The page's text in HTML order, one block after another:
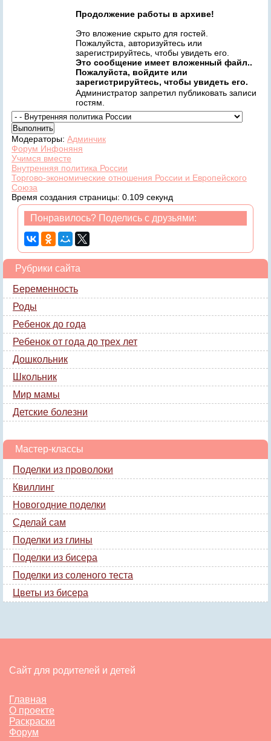
Продолжение работы в архиве!
Это вложение скрыто для гостей.
Пожалуйста, авторизуйтесь или
зарегистрируйтесь, чтобы увидеть его.
Это сообщение имеет вложенный файл..
Пожалуйста, войдите или
зарегистрируйтесь, чтобы увидеть его.
Администратор запретил публиковать записи
гостям.
Модераторы: Админчик
Форум Инфоняня
Учимся вместе
Внутренняя политика России
Торгово-экономические отношения России и Европейского
Союза
Время создания страницы: 0.109 секунд
Понравилось? Поделись с друзьями:
Рубрики сайта
Беременность
Роды
Ребенок до года
Ребенок от года до трех лет
Дошкольник
Школьник
Мир мамы
Детские болезни
Мастер-классы
Поделки из проволоки
Квиллинг
Новогодние поделки
Сделай сам
Поделки из глины
Поделки из бисера
Поделки из соленого теста
Цветы из бисера
Сайт для родителей и детей
Главная
О проекте
Раскраски
Форум